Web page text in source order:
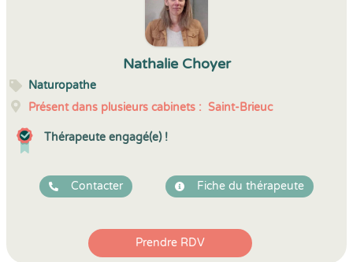
Nathalie Choyer
Naturopathe
Présent dans plusieurs cabinets : Saint-Brieuc
Thérapeute engagé(e) !
Contacter Fiche du thérapeute
Prendre RDV